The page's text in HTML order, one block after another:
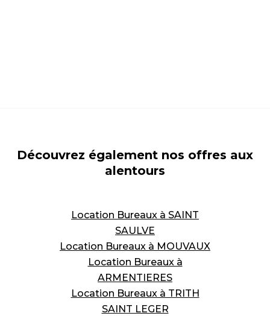
Découvrez également nos offres aux
alentours
Location Bureaux à SAINT
SAULVE
Location Bureaux à MOUVAUX
Location Bureaux à
ARMENTIERES
Location Bureaux à TRITH
SAINT LEGER